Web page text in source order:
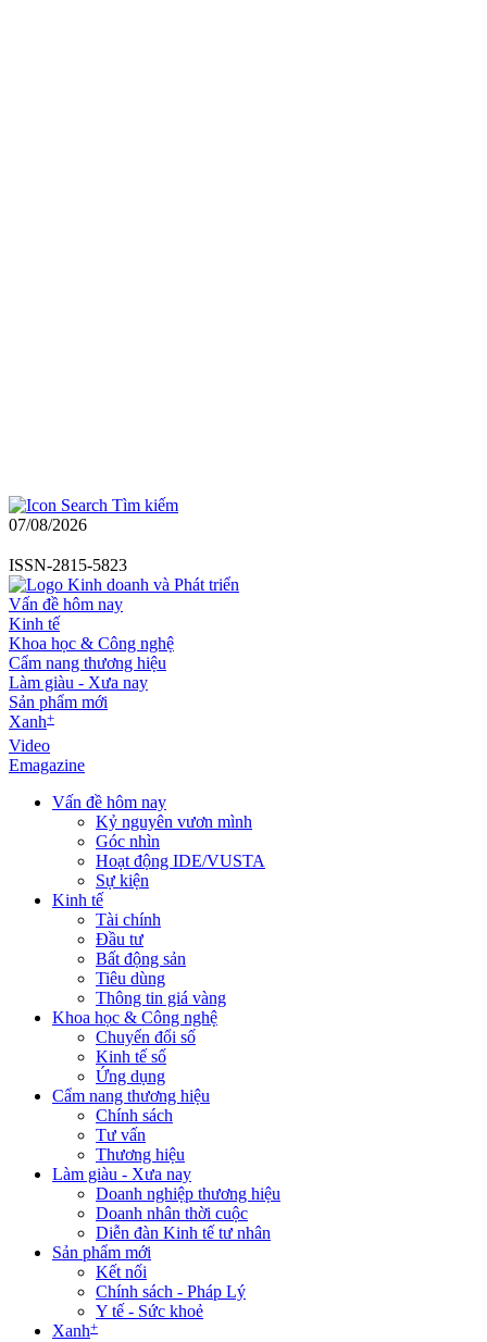
Tìm kiếm
07/08/2026
ISSN-2815-5823
Vấn đề hôm nay
Kinh tế
Khoa học & Công nghệ
Cẩm nang thương hiệu
Làm giàu - Xưa nay
Sản phẩm mới
Xanh+
Video
Emagazine
Vấn đề hôm nay
Kỷ nguyên vươn mình
Góc nhìn
Hoạt động IDE/VUSTA
Sự kiện
Kinh tế
Tài chính
Đầu tư
Bất động sản
Tiêu dùng
Thông tin giá vàng
Khoa học & Công nghệ
Chuyển đổi số
Kinh tế số
Ứng dụng
Cẩm nang thương hiệu
Chính sách
Tư vấn
Thương hiệu
Làm giàu - Xưa nay
Doanh nghiệp thương hiệu
Doanh nhân thời cuộc
Diễn đàn Kinh tế tư nhân
Sản phẩm mới
Kết nối
Chính sách - Pháp Lý
Y tế - Sức khoẻ
Xanh+